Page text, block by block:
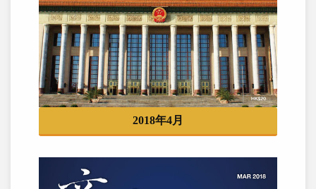
2018年4月